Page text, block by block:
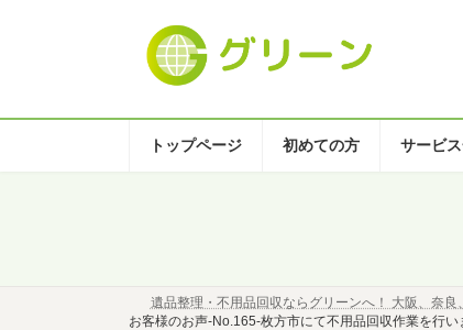
ツ
ス
シ
ン
トップページ 初めての方 サービ
遺品整理・不用品回収ならグリーンへ！ 大阪、奈
お客様のお声-No.165-枚方市にて不用品回収作業を行い